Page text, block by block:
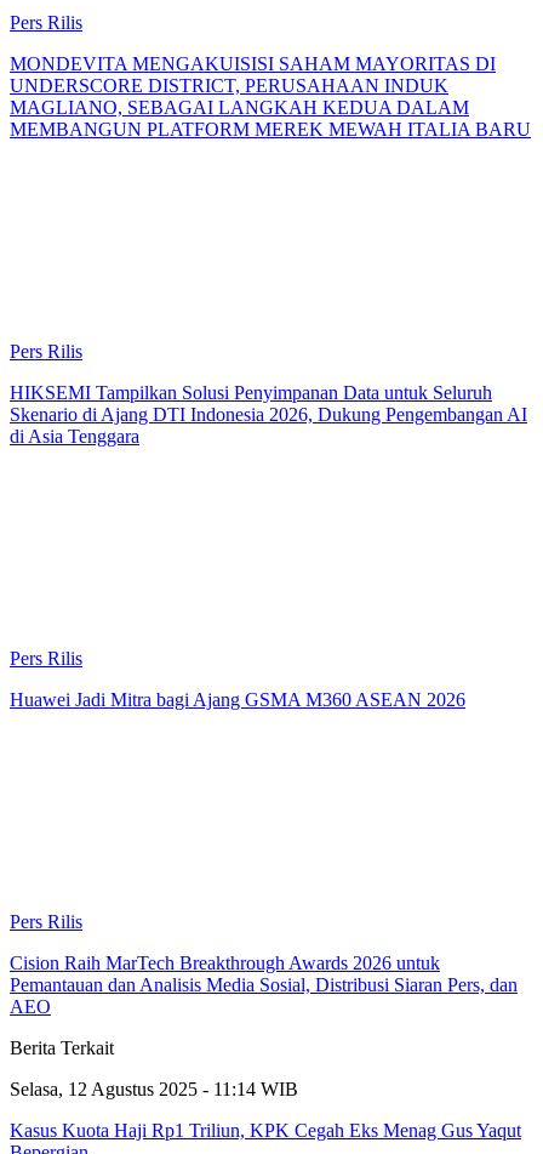
Pers Rilis
MONDEVITA MENGAKUISISI SAHAM MAYORITAS DI
UNDERSCORE DISTRICT, PERUSAHAAN INDUK
MAGLIANO, SEBAGAI LANGKAH KEDUA DALAM
MEMBANGUN PLATFORM MEREK MEWAH ITALIA BARU
Pers Rilis
HIKSEMI Tampilkan Solusi Penyimpanan Data untuk Seluruh
Skenario di Ajang DTI Indonesia 2026, Dukung Pengembangan AI
di Asia Tenggara
Pers Rilis
Huawei Jadi Mitra bagi Ajang GSMA M360 ASEAN 2026
Pers Rilis
Cision Raih MarTech Breakthrough Awards 2026 untuk
Pemantauan dan Analisis Media Sosial, Distribusi Siaran Pers, dan
AEO
Berita Terkait
Selasa, 12 Agustus 2025 - 11:14 WIB
Kasus Kuota Haji Rp1 Triliun, KPK Cegah Eks Menag Gus Yaqut